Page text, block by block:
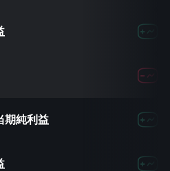
期純利益